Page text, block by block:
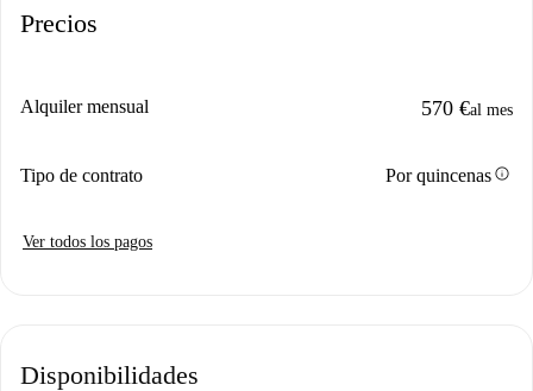
Precios
Alquiler mensual 570 €al mes
Tipo de contrato Por quincenasinfo
Ver todos los pagos
Disponibilidades